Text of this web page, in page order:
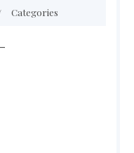
Categories